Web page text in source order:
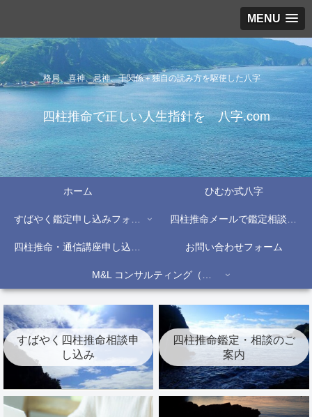
MENU
格局、喜神、忌神、干関係＋独自の読み方を駆使した八字
四柱推命で正しい人生指針を 八字.com
ホーム ひむか式八字
お問い合わせフォーム
すばやく四柱推命相談申
し込み
四柱推命鑑定・相談のご
案内